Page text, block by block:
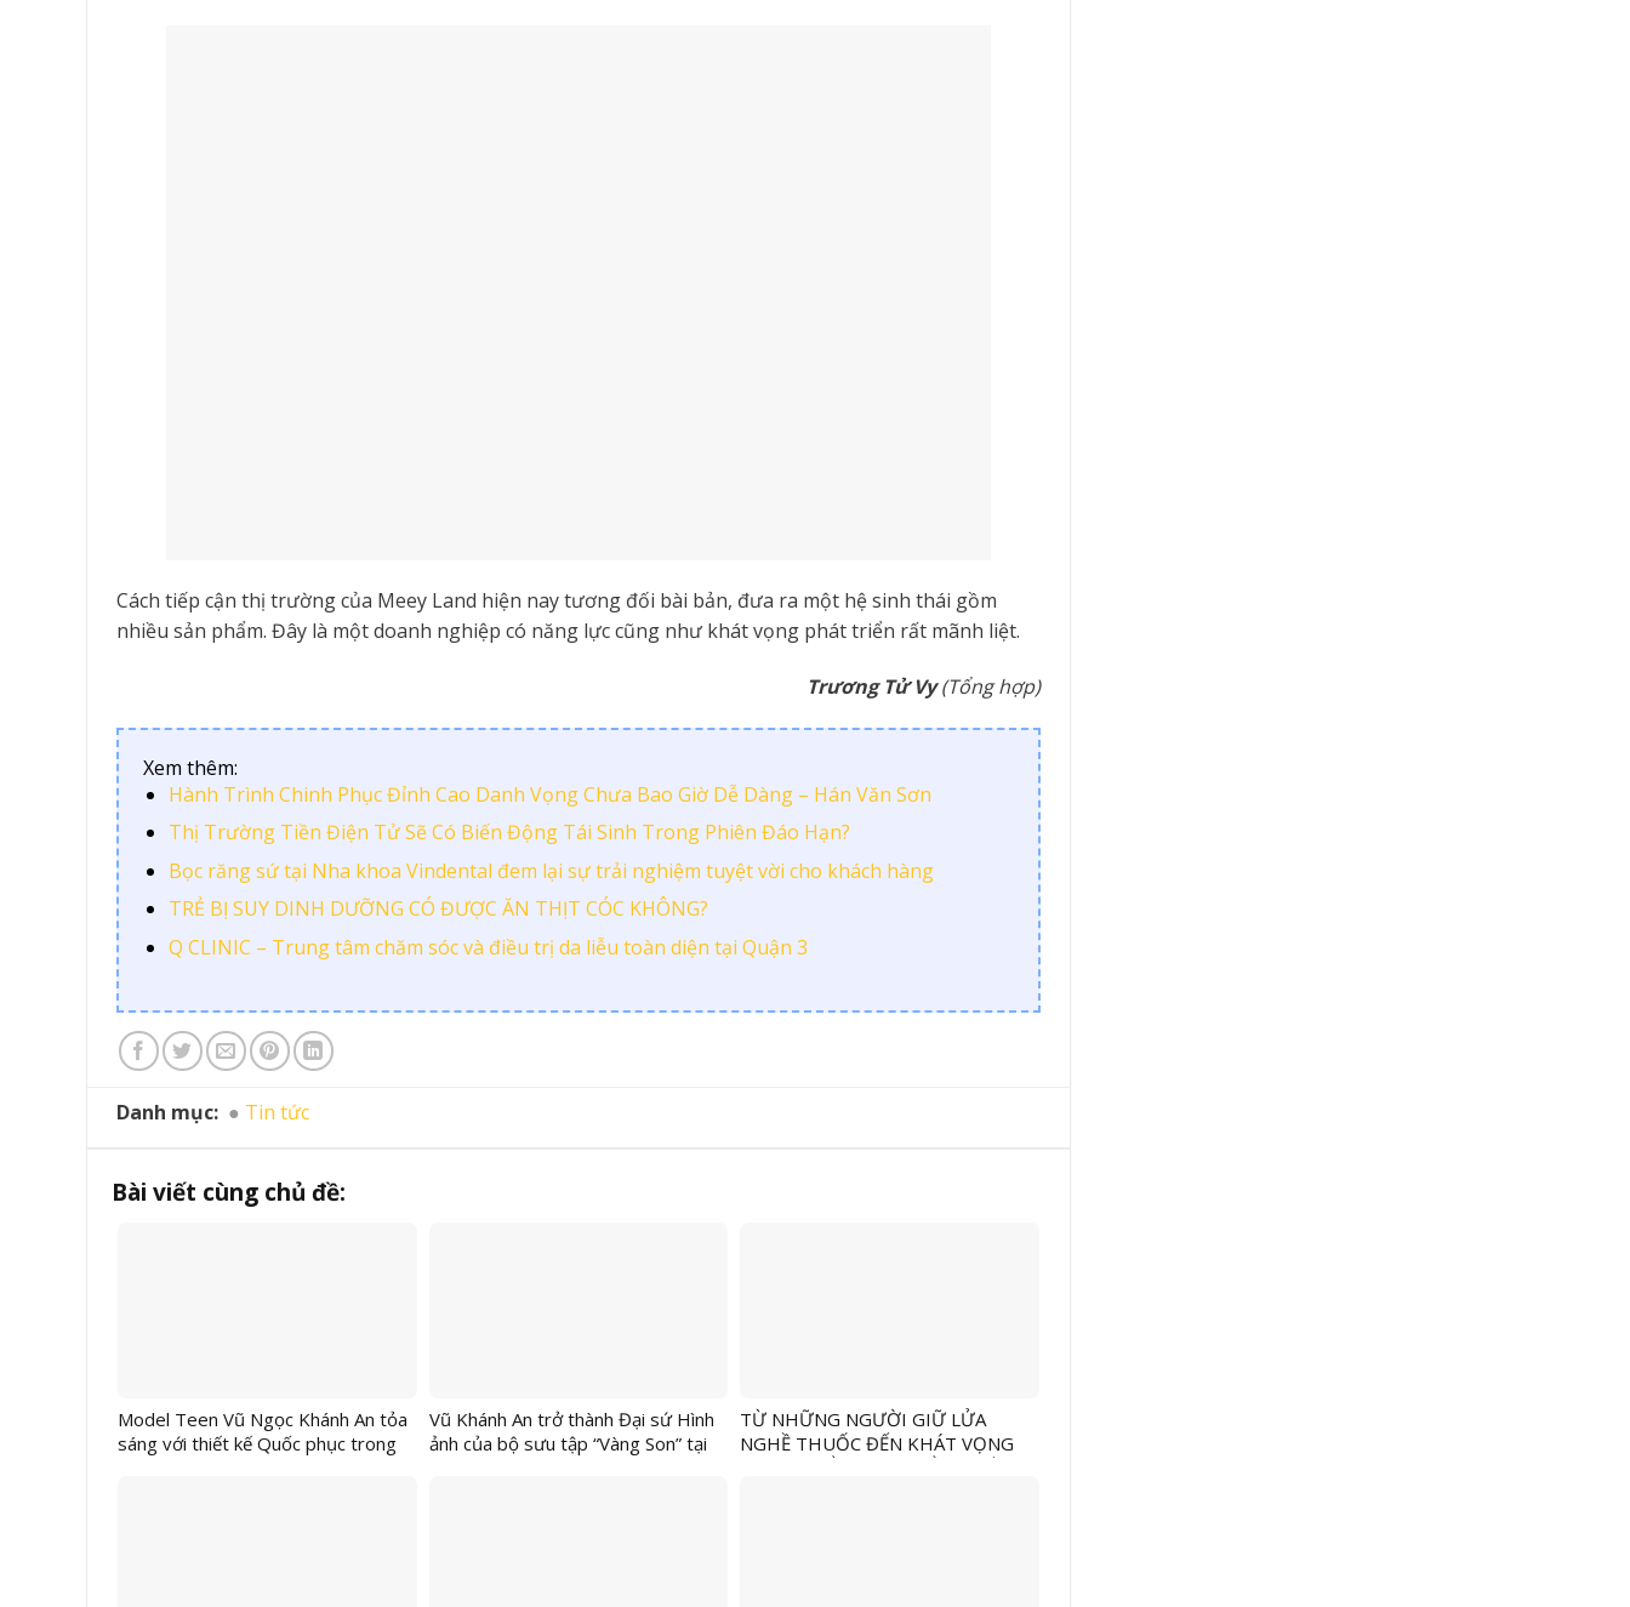
Cách tiếp cận thị trường của Meey Land hiện nay tương đối bài bản, đưa ra một hệ sinh thái gồm
nhiều sản phẩm. Đây là một doanh nghiệp có năng lực cũng như khát vọng phát triển rất mãnh liệt.
Trương Tử Vy(Tổng hợp)
Xem thêm:
Hành Trình Chinh Phục Đỉnh Cao Danh Vọng Chưa Bao Giờ Dễ Dàng – Hán Văn Sơn
Thị Trường Tiền Điện Tử Sẽ Có Biến Động Tái Sinh Trong Phiên Đáo Hạn?
Bọc răng sứ tại Nha khoa Vindental đem lại sự trải nghiệm tuyệt vời cho khách hàng
TRẺ BỊ SUY DINH DƯỠNG CÓ ĐƯỢC ĂN THỊT CÓC KHÔNG?
Q CLINIC – Trung tâm chăm sóc và điều trị da liễu toàn diện tại Quận 3
Danh mục: Tin tức
Bài viết cùng chủ đề:
Model Teen Vũ Ngọc Khánh An tỏa
sáng với thiết kế Quốc phục trong
Vũ Khánh An trở thành Đại sứ Hình
ảnh của bộ sưu tập “Vàng Son” tại
TỪ NHỮNG NGƯỜI GIỮ LỬA
NGHỀ THUỐC ĐẾN KHÁT VỌNG